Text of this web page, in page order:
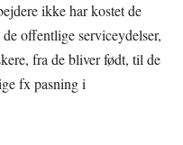
ikke har kostet de
offentlige serviceydelser,
fra de bliver født, til de
fx pasning i